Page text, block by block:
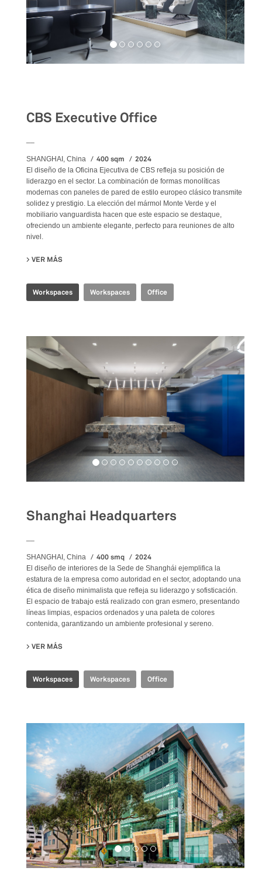
CBS Executive Office
SHANGHAI, China 400 sqm 2024
El diseño de la Oficina Ejecutiva de CBS refleja su posición de
liderazgo en el sector. La combinación de formas monolíticas
modernas con paneles de pared de estilo europeo clásico transmite
solidez y prestigio. La elección del mármol Monte Verde y el
mobiliario vanguardista hacen que este espacio se destaque,
ofreciendo un ambiente elegante, perfecto para reuniones de alto
nivel.
VER MÁS
Workspaces Workspaces Office
Shanghai Headquarters
SHANGHAI, China 400 smq 2024
El diseño de interiores de la Sede de Shanghái ejemplifica la
estatura de la empresa como autoridad en el sector, adoptando una
ética de diseño minimalista que refleja su liderazgo y sofisticación.
El espacio de trabajo está realizado con gran esmero, presentando
líneas limpias, espacios ordenados y una paleta de colores
contenida, garantizando un ambiente profesional y sereno.
VER MÁS
Workspaces Workspaces Office